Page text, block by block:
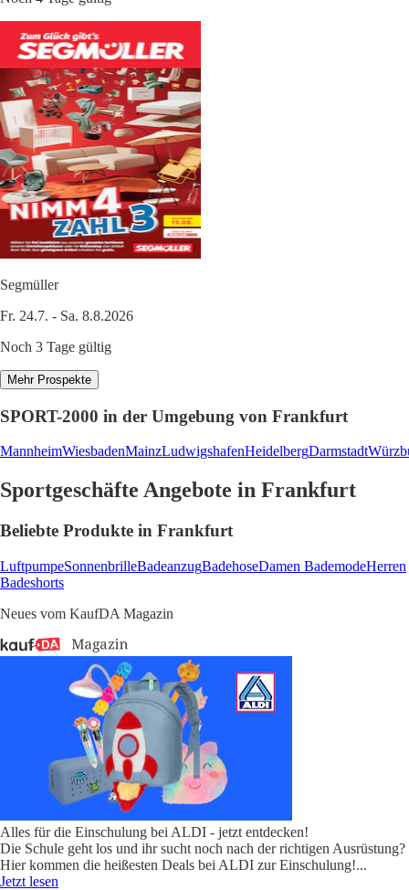
Segmüller
Fr. 24.7. - Sa. 8.8.2026
Noch 3 Tage gültig
Mehr Prospekte
SPORT-2000 in der Umgebung von Frankfurt
MannheimWiesbadenMainzLudwigshafenHeidelbergDarmstadt
Sportgeschäfte Angebote in Frankfurt
Beliebte Produkte in Frankfurt
LuftpumpeSonnenbrilleBadeanzugBadehoseDamen BademodeHerren
Badeshorts
Neues vom KaufDA Magazin
Alles für die Einschulung bei ALDI - jetzt entdecken!
Die Schule geht los und ihr sucht noch nach der richtigen Ausrüstung?
Hier kommen die heißesten Deals bei ALDI zur Einschulung!...
Jetzt lesen